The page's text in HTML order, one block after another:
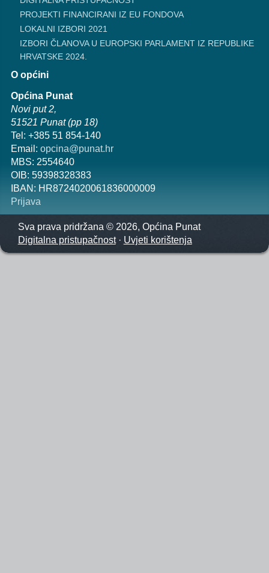
PROJEKTI FINANCIRANI IZ EU FONDOVA
LOKALNI IZBORI 2021
IZBORI ČLANOVA U EUROPSKI PARLAMENT IZ REPUBLIKE
HRVATSKE 2024.
O općini
Općina Punat
Novi put 2,
51521 Punat (pp 18)
Tel: +385 51 854-140
Email: opcina@punat.hr
MBS: 2554640
OIB: 59398328383
IBAN: HR8724020061836000009
Prijava
Sva prava pridržana © 2026, Općina Punat
Digitalna pristupačnost· Uvjeti korištenja